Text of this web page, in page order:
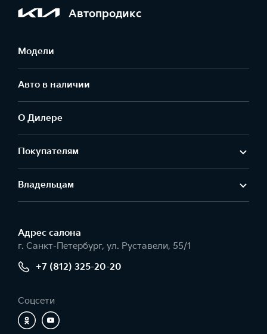
Автопродикс
Модели
Авто в наличии
О Дилере
Покупателям
Владельцам
Адрес салонa
г. Санкт-Петербург, ул. Руставели, 55/1
+7 (812) 325-20-20
Соцсети